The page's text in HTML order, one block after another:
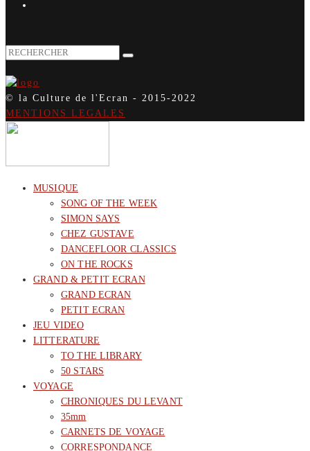
© la Culture de l'Ecran - 2015-2022
MENTIONS LEGALES
MUSIQUE
SONG OF THE WEEK
SIMON SAYS
CHEZ GUSTAVE
DANCEFLOOR CLASSICS
ON THE ROCKS
GRAND & PETIT ECRAN
GRAND ECRAN
PETIT ECRAN
JEU VIDEO
LITTERATURE
TO THE LIBRARY
50 STARS
VOYAGE
CHRONIQUES DU LEVANT
35mm
CARNETS DE VOYAGE
CORRESPONDANCE